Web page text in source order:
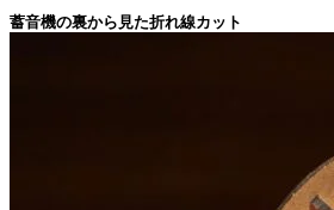
蓄音機の裏から見た折れ線カット